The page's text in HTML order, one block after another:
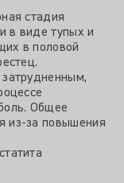
стадия
в виде тупых и
в половой
Общее
из-за повышения